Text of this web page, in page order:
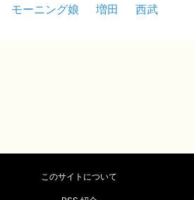
モーニング娘
増田 西武
このサイトについて